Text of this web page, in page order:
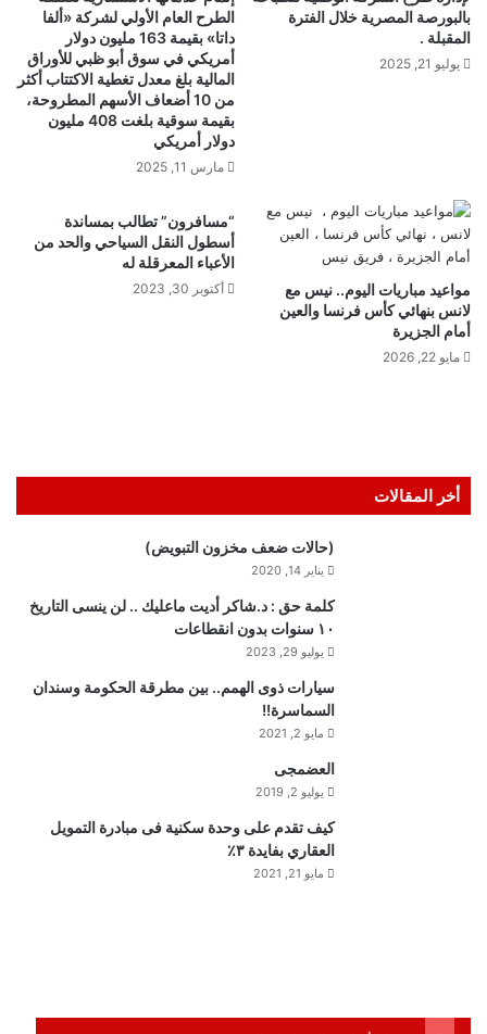
بالبورصة المصرية خلال الفترة
المقبلة .
يوليو 21, 2025
الطرح العام الأولي لشركة «ألفا
داتا» بقيمة 163 مليون دولار
أمريكي في سوق أبو ظبي للأوراق
المالية بلغ معدل تغطية الاكتتاب أكثر
من 10 أضعاف الأسهم المطروحة،
بقيمة سوقية بلغت 408 مليون
دولار أمريكي
مارس 11, 2025
مواعيد مباريات اليوم.. نيس مع
لانس بنهائي كأس فرنسا والعين
أمام الجزيرة
مايو 22, 2026
“مسافرون” تطالب بمساندة
أسطول النقل السياحي والحد من
الأعباء المعرقلة له
أكتوبر 30, 2023
أخر المقالات
(حالات ضعف مخزون التبويض)
يناير 14, 2020
كلمة حق : د.شاكر أديت ماعليك .. لن ينسى التاريخ
١٠ سنوات بدون انقطاعات
يوليو 29, 2023
سيارات ذوى الهمم.. بين مطرقة الحكومة وسندان
السماسرة!!
مايو 2, 2021
العضمجى
يوليو 2, 2019
كيف تقدم على وحدة سكنية فى مبادرة التمويل
العقاري بفايدة ٣٪
مايو 21, 2021